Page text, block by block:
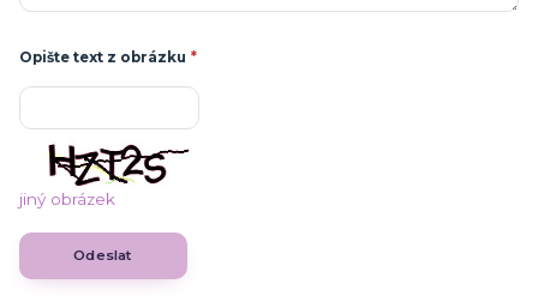
Opište text z obrázku *
jiný obrázek